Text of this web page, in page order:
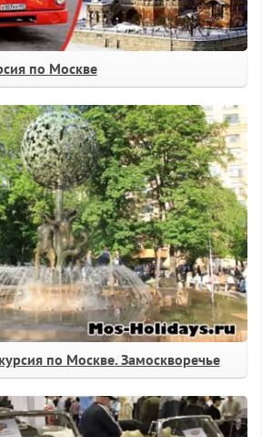
по Москве
по Москве. Замоскворечье